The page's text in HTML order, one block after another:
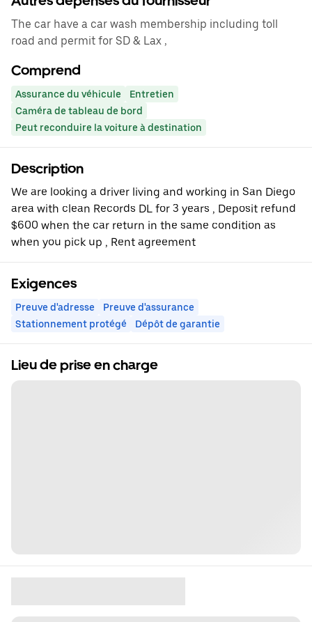
The car have a car wash membership including toll
road and permit for SD & Lax ,
Comprend
Assurance du véhicule
Entretien
Caméra de tableau de bord
Peut reconduire la voiture à destination
Description
We are looking a driver living and working in San Diego
area with clean Records DL for 3 years , Deposit refund
$600 when the car return in the same condition as
when you pick up , Rent agreement
Exigences
Preuve d'adresse
Preuve d'assurance
Stationnement protégé
Dépôt de garantie
Lieu de prise en charge